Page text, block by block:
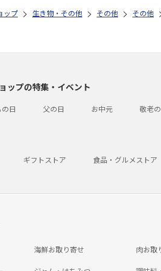
ップ 生き物・その他 その他 その他
ップの特集・イベント
の日 父の日 お中元 敬老
ギフトストア 食品・グルメストア
海鮮お取り寄せ 肉お取